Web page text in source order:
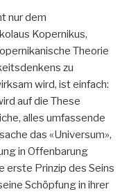
nur dem
Kopernikus,
Theorie
zu
wird, ist einfach:
auf die These
alles umfassende
das «Universum»,
in Offenbarung
erste Prinzip des Seins
Schöpfung in ihrer